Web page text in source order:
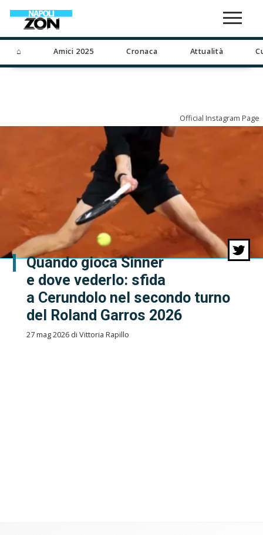
⌂ Amici 2025 Cronaca Attualità
Official Instagram Page
Quando gioca Sinner
e dove vederlo: sfida
a Cerundolo nel secondo turno
del Roland Garros 2026
27 mag 2026 di Vittoria Rapillo